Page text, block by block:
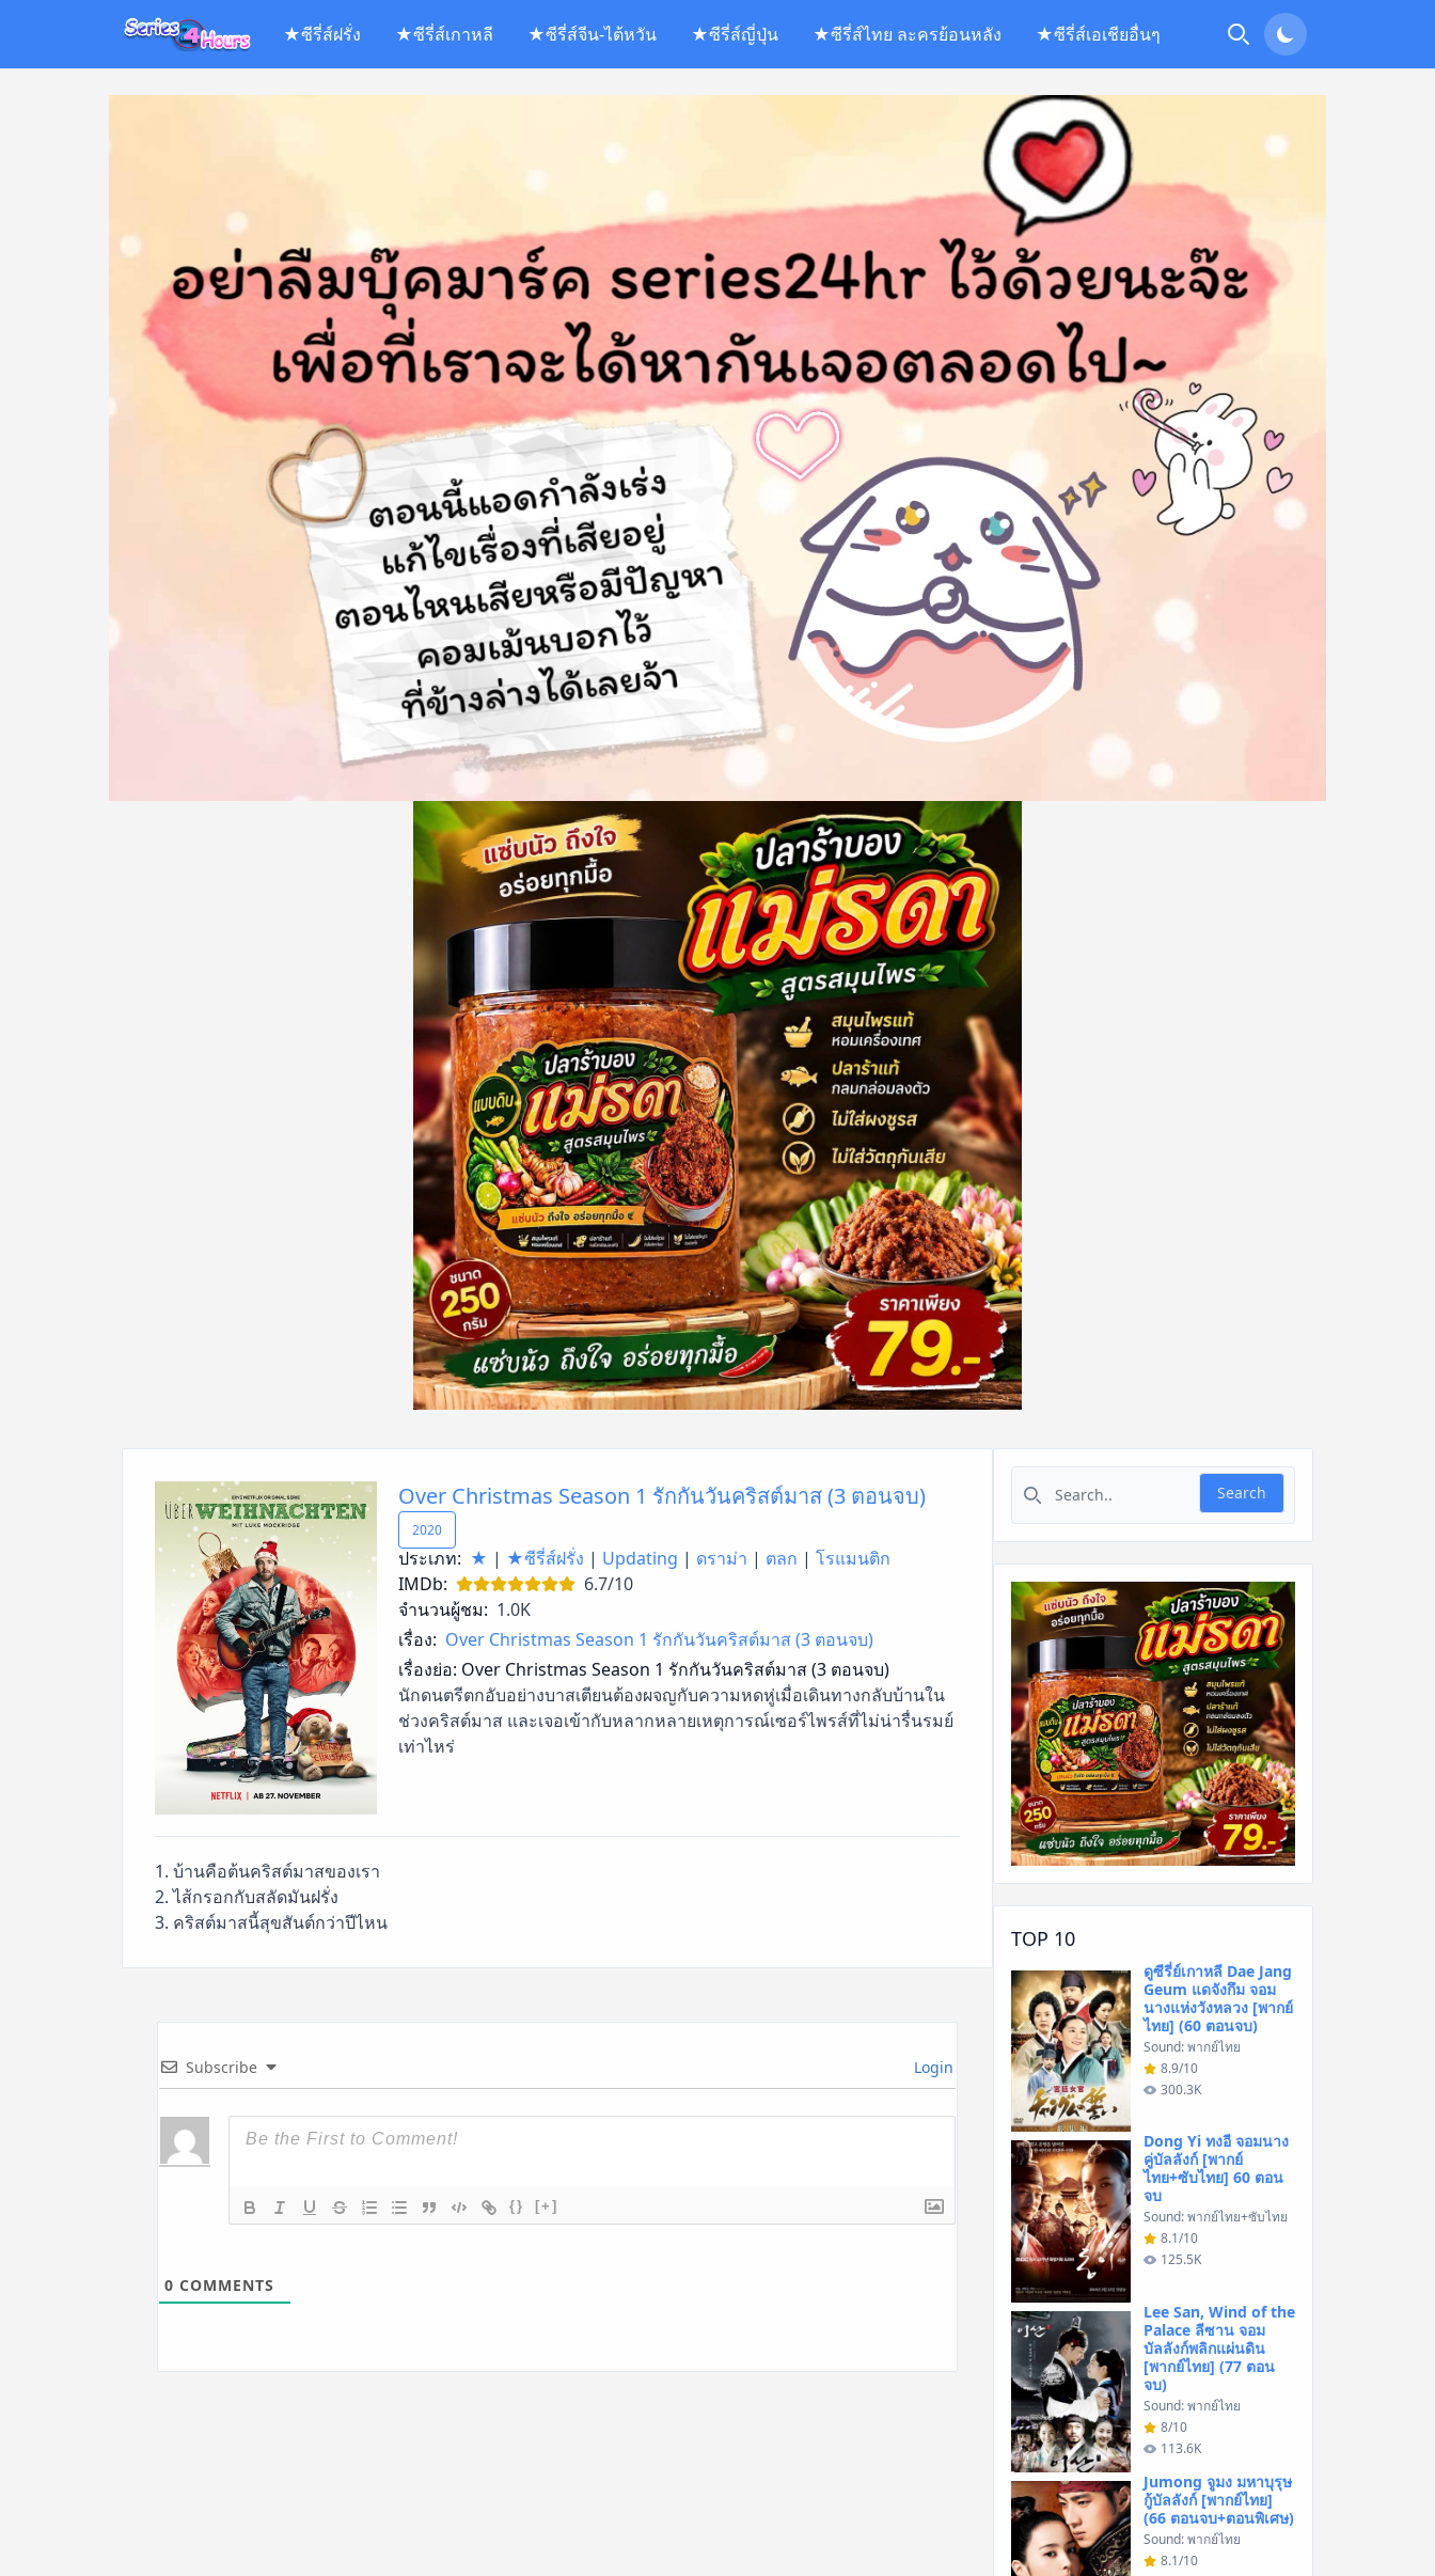
content
Search
★ซีรี่ส์ฝรั่ง ★ซีรี่ส์เกาหลี ★ซีรี่ส์จีน-ไต้หวัน ★ซีรี่ส์ญี่ปุ่น ★ซีรี่ส์ไทย ละครย้อนหลัง ★ซีรี่ส์เอเชียอื่นๆ
Over Christmas Season 1 รักกันวันคริสต์มาส (3 ตอนจบ)
2020
ประเภท: ★ | ★ซีรี่ส์ฝรั่ง | Updating | ดราม่า | ตลก | โรแมนติก
IMDb:
6.7/10
จำนวนผู้ชม: 1.0K
เรื่อง: Over Christmas Season 1 รักกันวันคริสต์มาส (3 ตอนจบ)
เรื่องย่อ: Over Christmas Season 1 รักกันวันคริสต์มาส (3 ตอนจบ)
นักดนตรีตกอับอย่างบาสเตียนต้องผจญกับความหดหู่เมื่อเดินทางกลับบ้านใน
ช่วงคริสต์มาส และเจอเข้ากับหลากหลายเหตุการณ์เซอร์ไพรส์ที่ไม่น่ารื่นรมย์
เท่าไหร่
1. บ้านคือต้นคริสต์มาสของเรา
2. ไส้กรอกกับสลัดมันฝรั่ง
3. คริสต์มาสนี้สุขสันต์กว่าปีไหน
Subscribe Login
{} [+]
0 COMMENTS
Search for:
Search
TOP 10
ดูซีรี่ย์เกาหลี Dae Jang
Geum แดจังกึม จอม
นางแห่งวังหลวง [พากย์
ไทย] (60 ตอนจบ)
Sound: พากย์ไทย
8.9/10
300.3K
Dong Yi ทงอี จอมนาง
คู่บัลลังก์ [พากย์
ไทย+ซับไทย] 60 ตอน
จบ
Sound: พากย์ไทย+ซับไทย
8.1/10
125.5K
Lee San, Wind of the
Palace ลีซาน จอม
บัลลังก์พลิกแผ่นดิน
[พากย์ไทย] (77 ตอน
จบ)
Sound: พากย์ไทย
8/10
113.6K
Jumong จูมง มหาบุรุษ
กู้บัลลังก์ [พากย์ไทย]
(66 ตอนจบ+ตอนพิเศษ)
Sound: พากย์ไทย
8.1/10